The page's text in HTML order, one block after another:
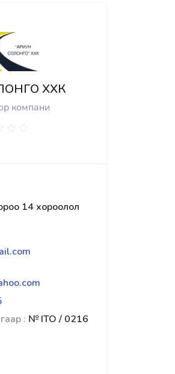
ХХК
компани
14 хороолол
: № ITO / 0216